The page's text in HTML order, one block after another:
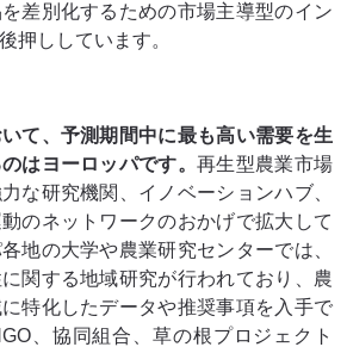
差別化するための市場主導型のイン
押ししています。
て、予測期間中に最も高い需要を生
はヨーロッパです。再生型農業市場
な研究機関、イノベーションハブ、
のネットワークのおかげで拡大して
地の大学や農業研究センターでは、
関する地域研究が行われており、農
特化したデータや推奨事項を入手で
、協同組合、草の根プロジェクト